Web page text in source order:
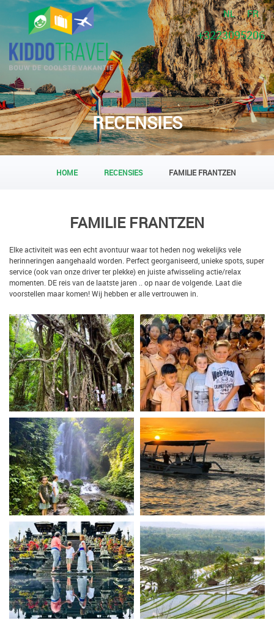
NL FR
+3223095206
RECENSIES
HOME RECENSIES FAMILIE FRANTZEN
FAMILIE FRANTZEN
Elke activiteit was een echt avontuur waar tot heden nog wekelijks vele
herinneringen aangehaald worden. Perfect georganiseerd, unieke spots, super
service (ook van onze driver ter plekke) en juiste afwisseling actie/relax
momenten. DE reis van de laatste jaren .. op naar de volgende. Laat die
voorstellen maar komen! Wij hebben er alle vertrouwen in.